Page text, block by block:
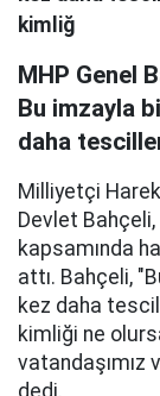
kimliğ
MHP Genel
Bu imzayla
daha
Milliyetçi
Devlet
kapsamında
attı. Bahçeli,
kez daha
kimliği ne
vatandaşımız
dedi.